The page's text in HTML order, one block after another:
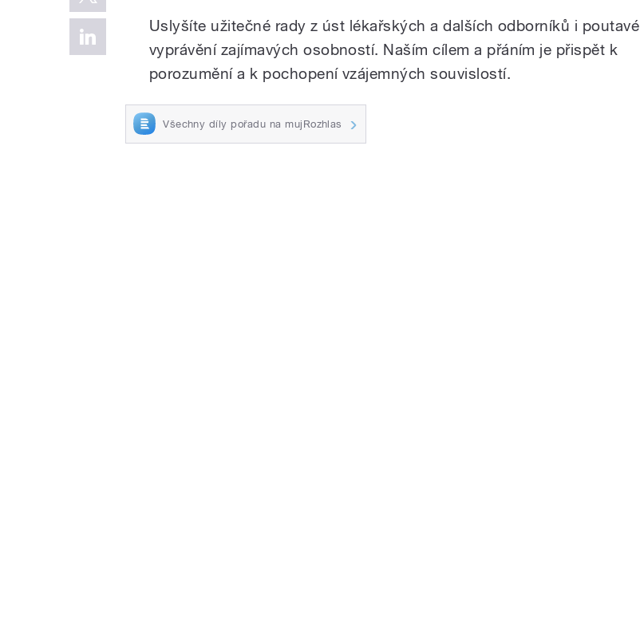
Uslyšíte užitečné rady z úst lékařských a dalších odborníků i poutavé
vyprávění zajímavých osobností. Naším cílem a přáním je přispět k
porozumění a k pochopení vzájemných souvislostí.
Všechny díly pořadu na mujRozhlas